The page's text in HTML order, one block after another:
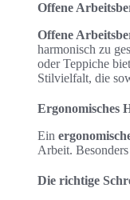
Offene
Offene
harmonisch zu
oder Teppiche
Stilvielfalt, die
Ergonomisches
Ein
Arbeit.
Die richtige